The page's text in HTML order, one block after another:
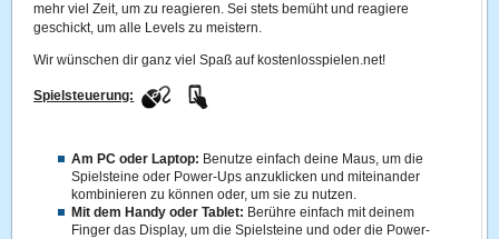
mehr viel Zeit, um zu reagieren. Sei stets bemüht und reagiere
geschickt, um alle Levels zu meistern.
Wir wünschen dir ganz viel Spaß auf kostenlosspielen.net!
Spielsteuerung:
Am PC oder Laptop: Benutze einfach deine Maus, um die
Spielsteine oder Power-Ups anzuklicken und miteinander
kombinieren zu können oder, um sie zu nutzen.
Mit dem Handy oder Tablet: Berühre einfach mit deinem
Finger das Display, um die Spielsteine und oder die Power-